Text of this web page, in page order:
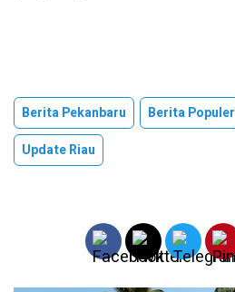
Berita Pekanbaru Berita Populer
Update Riau